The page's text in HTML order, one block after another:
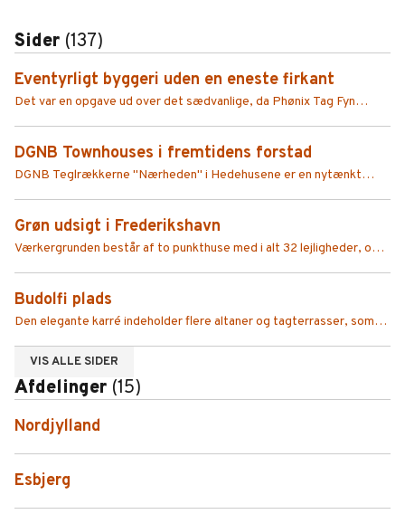
Sider (137)
Eventyrligt byggeri uden en eneste firkant
Det var en opgave ud over det sædvanlige, da Phønix Tag Fyn
DGNB Townhouses i fremtidens forstad
DGNB Teglrækkerne "Nærheden" i Hedehusene er en nytænkt
Grøn udsigt i Frederikshavn
Værkergrunden består af to punkthuse med i alt 32 lejligheder, og
Budolfi plads
Den elegante karré indeholder flere altaner og tagterrasser, som
VIS ALLE SIDER
Afdelinger (15)
Nordjylland
Esbjerg